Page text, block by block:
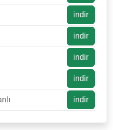
indir
indir
indir
indir
indir